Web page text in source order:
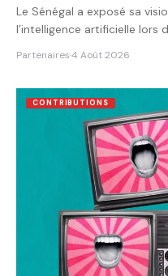
Le Sénégal a exposé sa
l’intelligence artificielle lors
Partenaires·4 Août 2026
CONTRIBUTIONS